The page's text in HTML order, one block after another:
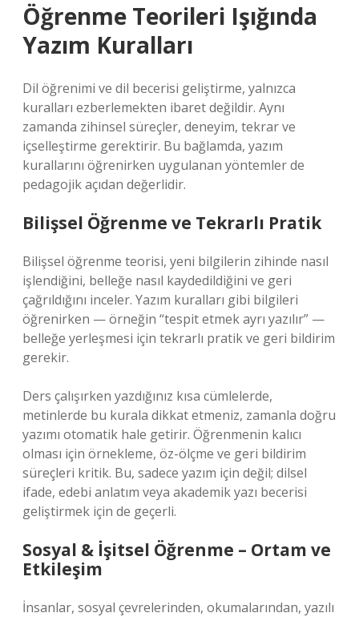
Öğrenme Teorileri Işığında
Yazım Kuralları
Dil öğrenimi ve dil becerisi geliştirme, yalnızca
kuralları ezberlemekten ibaret değildir. Aynı
zamanda zihinsel süreçler, deneyim, tekrar ve
içselleştirme gerektirir. Bu bağlamda, yazım
kurallarını öğrenirken uygulanan yöntemler de
pedagojik açıdan değerlidir.
Bilişsel Öğrenme ve Tekrarlı Pratik
Bilişsel öğrenme teorisi, yeni bilgilerin zihinde nasıl
işlendiğini, belleğe nasıl kaydedildiğini ve geri
çağrıldığını inceler. Yazım kuralları gibi bilgileri
öğrenirken — örneğin “tespit etmek ayrı yazılır” —
belleğe yerleşmesi için tekrarlı pratik ve geri bildirim
gerekir.
Ders çalışırken yazdığınız kısa cümlelerde,
metinlerde bu kurala dikkat etmeniz, zamanla doğru
yazımı otomatik hale getirir. Öğrenmenin kalıcı
olması için örnekleme, öz-ölçme ve geri bildirim
süreçleri kritik. Bu, sadece yazım için değil; dilsel
ifade, edebi anlatım veya akademik yazı becerisi
geliştirmek için de geçerli.
Sosyal & İşitsel Öğrenme – Ortam ve
Etkileşim
İnsanlar, sosyal çevrelerinden, okumalarından, yazılı